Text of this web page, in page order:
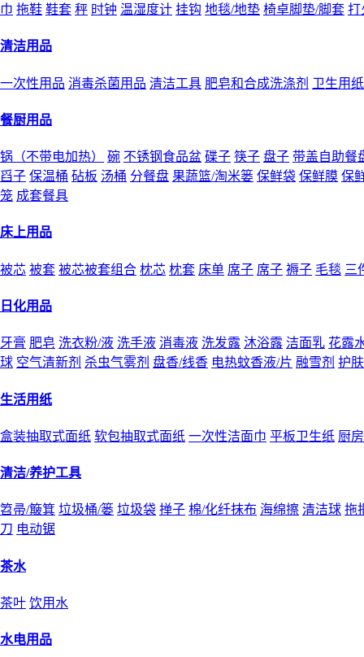
巾 拖鞋 鞋套 秤 时钟 温湿度计 挂钩 地毯/地垫 椅卓脚垫/脚套 打
清洁用品
一次性用品 消毒杀菌用品 清洁工具 肥皂和合成洗涤剂 卫生用
餐厨用品
锅（不带电加热） 碗 不锈钢食品盆 碟子 筷子 盘子 带盖自助餐
舀子 保温桶 砧板 汤桶 分餐盘 果蔬篮/淘米篓 保鲜袋 保鲜膜 保
笼 成套餐具
床上用品
被芯 被套 被芯被套组合 枕芯 枕套 床单 席子 席子 褥子 毛毯 三
日化用品
牙膏 肥皂 洗衣粉/液 洗手液 消毒液 洗发露 沐浴露 洁面乳 花露
球 空气清新剂 杀虫气雾剂 盘香/线香 电热蚊香液/片 融雪剂 护
生活用纸
盒装抽取式面纸 软包抽取式面纸 一次性洁面巾 平板卫生纸 厨
清洁/养护工具
笤帚/簸箕 垃圾桶/篓 垃圾袋 掸子 棉/化纤抹布 海绵擦 清洁球 拖
刀 电动锯
茶水
茶叶 饮用水
水电用品